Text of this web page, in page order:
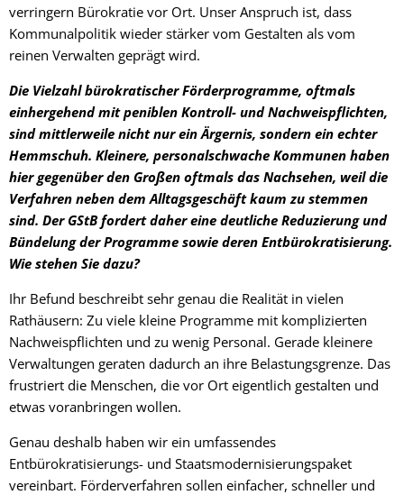
verringern Bürokratie vor Ort. Unser Anspruch ist, dass
Kommunalpolitik wieder stärker vom Gestalten als vom
reinen Verwalten geprägt wird.
Die Vielzahl bürokratischer Förderprogramme, oftmals
einhergehend mit peniblen Kontroll- und Nachweispflichten,
sind mittlerweile nicht nur ein Ärgernis, sondern ein echter
Hemmschuh. Kleinere, personalschwache Kommunen haben
hier gegenüber den Großen oftmals das Nachsehen, weil die
Verfahren neben dem Alltagsgeschäft kaum zu stemmen
sind. Der GStB fordert daher eine deutliche Reduzierung und
Bündelung der Programme sowie deren Entbürokratisierung.
Wie stehen Sie dazu?
Ihr Befund beschreibt sehr genau die Realität in vielen
Rathäusern: Zu viele kleine Programme mit komplizierten
Nachweispflichten und zu wenig Personal. Gerade kleinere
Verwaltungen geraten dadurch an ihre Belastungsgrenze. Das
frustriert die Menschen, die vor Ort eigentlich gestalten und
etwas voranbringen wollen.
Genau deshalb haben wir ein umfassendes
Entbürokratisierungs- und Staatsmodernisierungspaket
vereinbart. Förderverfahren sollen einfacher, schneller und